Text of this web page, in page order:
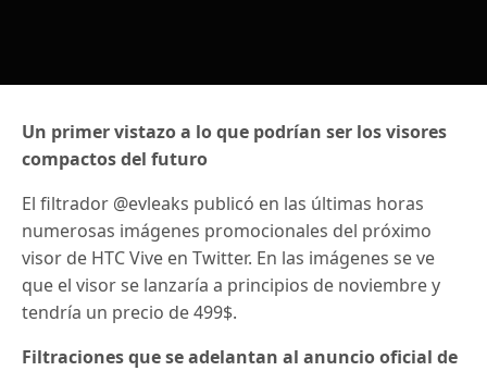
Un primer vistazo a lo que podrían ser los visores
compactos del futuro
El filtrador @evleaks publicó en las últimas horas
numerosas imágenes promocionales del próximo
visor de HTC Vive en Twitter. En las imágenes se ve
que el visor se lanzaría a principios de noviembre y
tendría un precio de 499$.
Filtraciones que se adelantan al anuncio oficial de